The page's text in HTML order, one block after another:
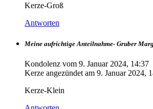
Kerze-Groß
Antworten
Meine aufrichtige Anteilnahme- Gruber
Kondolenz vom 9. Januar 2024, 14:37
Kerze angezündet am 9. Januar 2024,
Kerze-Klein